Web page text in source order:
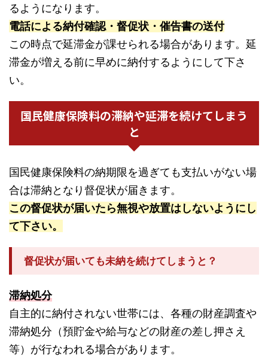
るようになります。
電話による納付確認・督促状・催告書の送付
この時点で延滞金が課せられる場合があります。延
滞金が増える前に早めに納付するようにして下さ
い。
国民健康保険料の滞納や延滞を続けてしまう
と
国民健康保険料の納期限を過ぎても支払いがない場
合は滞納となり督促状が届きます。
この督促状が届いたら無視や放置はしないようにし
て下さい。
督促状が届いても未納を続けてしまうと？
滞納処分
自主的に納付されない世帯には、各種の財産調査や
滞納処分（預貯金や給与などの財産の差し押さえ
等）が行なわれる場合があります。